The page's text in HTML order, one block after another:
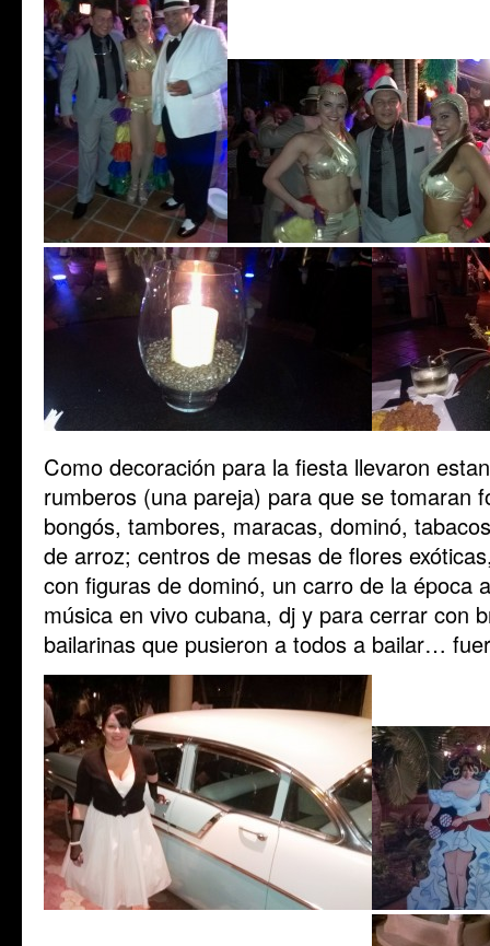
Como decoración para la fiesta llevaron
rumberos (una pareja) para que se tomaran
bongós, tambores, maracas, dominó,
de arroz; centros de mesas de flores
con figuras de dominó, un carro de la época
música en vivo cubana, dj y para cerrar con
bailarinas que pusieron a todos a bailar…